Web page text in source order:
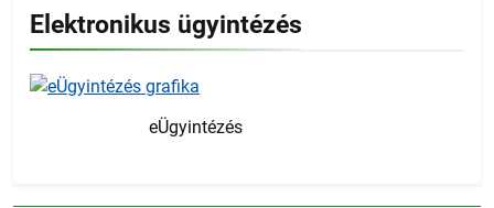
Elektronikus ügyintézés
eÜgyintézés